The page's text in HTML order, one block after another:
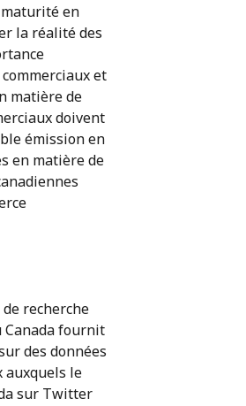
maturité en
la réalité des
et
matière de
doivent
émission en
en matière de
recherche
Canada fournit
des données
auxquels le
sur Twitter